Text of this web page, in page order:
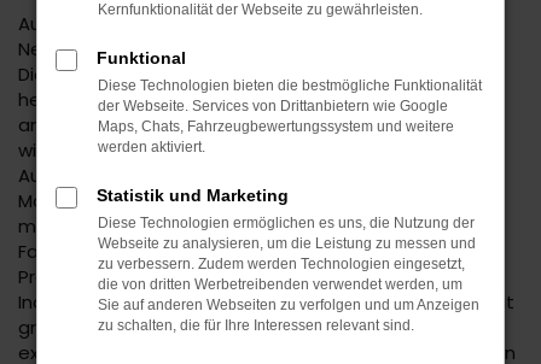
Autofans und -experten geraten bereits bei der
Nennung des Suzuki Swift Neuwagens in Begeisterung.
Dieses Fahrzeug hat einfach alles, was man sich in der
heutigen Zeit für seine Mobilität in Nagold oder einem
anderen Ort wünscht. Da ist das Design, das immer
wieder gelobt wird, da sind aber auch die zahlreichen
Ausstattungsmerkmale und die effiziente
Motorisierung. Mit einem Suzuki Swift Neuwagen
machen Sie alles richtig und dürfen sich für Ihr neues
Fahrzeug in Nagold auch noch auf einen erstklassigen
Preis freuen. Beim Autohaus Daub setzen wir auf
Individualität und beraten Sie immer persönlich und mit
größter Fachkompetenz. Wir stellen sicher, dass Sie
exakt den Suzuki Swift Neuwagen erhalten, der zu Ihnen
Kernfunktionalität der Webseite zu gewährleisten.
Funktional
Diese Technologien bieten die bestmögliche Funktionalität
der Webseite. Services von Drittanbietern wie Google
Maps, Chats, Fahrzeugbewertungssystem und weitere
werden aktiviert.
Statistik und Marketing
Diese Technologien ermöglichen es uns, die Nutzung der
Webseite zu analysieren, um die Leistung zu messen und
zu verbessern. Zudem werden Technologien eingesetzt,
die von dritten Werbetreibenden verwendet werden, um
Sie auf anderen Webseiten zu verfolgen und um Anzeigen
zu schalten, die für Ihre Interessen relevant sind.